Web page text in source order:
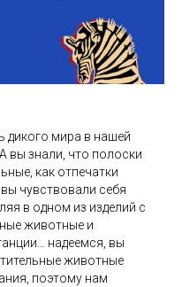
дикого мира в нашей
вы знали, что полоски
как отпечатки
чувствовали себя
в одном из изделий с
животные и
надеемся, вы
животные
поэтому нам